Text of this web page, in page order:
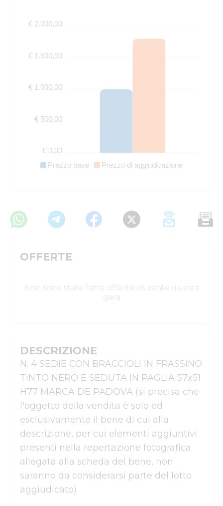
Prezzo base Prezzo di aggiudicazione
€ 2.000,00
€ 1.500,00
€ 1.000,00
€ 500,00
€ 0,00
OFFERTE
Non sono state fatte offerte durante questa
gara
DESCRIZIONE
N. 4 SEDIE CON BRACCIOLI IN FRASSINO
TINTO NERO E SEDUTA IN PAGLIA 57x51
H77 MARCA DE PADOVA (si precisa che
l'oggetto della vendita è solo ed
esclusivamente il bene di cui alla
descrizione, per cui elementi aggiuntivi
presenti nella repertazione fotografica
allegata alla scheda del bene, non
saranno da considerarsi parte del lotto
aggiudicato)